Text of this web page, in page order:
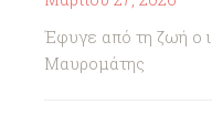
Έφυγε από τη ζωή ο
Μαυρομάτης